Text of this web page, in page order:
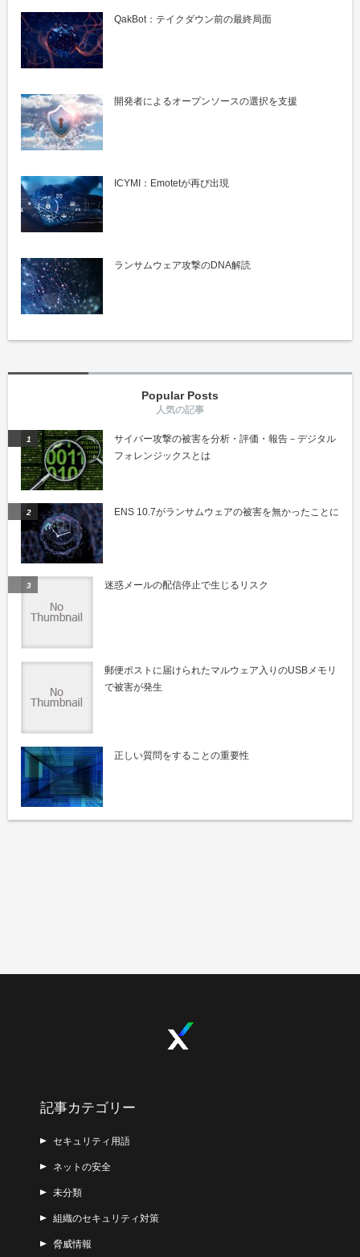
QakBot：テイクダウン前の最終局面
開発者によるオープンソースの選択を支援
ICYMI：Emotetが再び出現
ランサムウェア攻撃のDNA解読
Popular Posts
サイバー攻撃の被害を分析・評価・報告－デジタル
フォレンジックスとは
ENS 10.7がランサムウェアの被害を無かったことに
迷惑メールの配信停止で生じるリスク
郵便ポストに届けられたマルウェア入りのUSBメモリ
で被害が発生
正しい質問をすることの重要性
記事カテゴリー
セキュリティ用語
ネットの安全
未分類
組織のセキュリティ対策
脅威情報